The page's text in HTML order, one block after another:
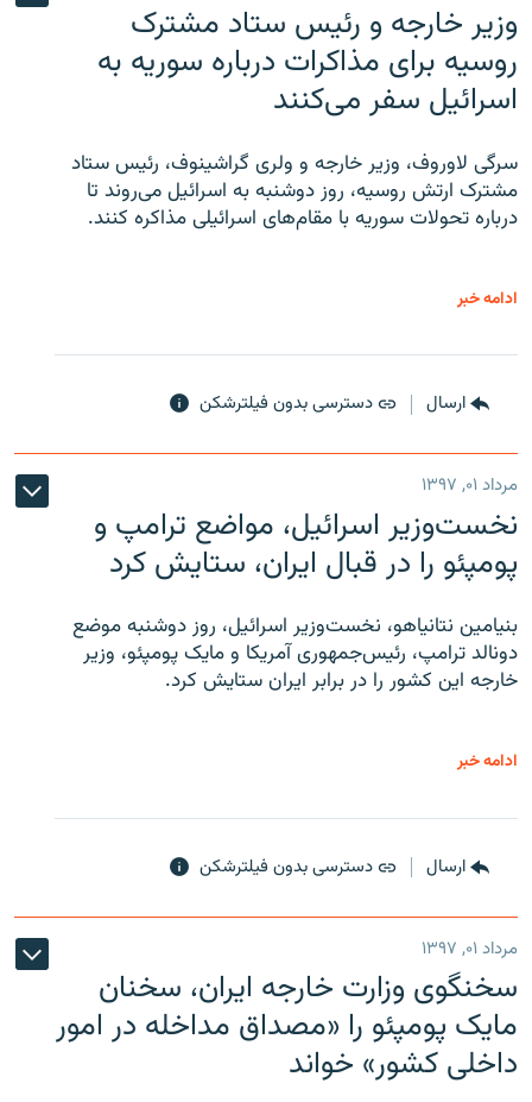
وزیر خارجه و رئیس‌ ستاد مشترک
روسیه برای مذاکرات درباره سوریه به
اسرائیل سفر می‌کنند
سرگی لاوروف، وزیر خارجه و ولری گراشینوف، رئیس ستاد
مشترک ارتش روسیه، روز دوشنبه به اسرائیل می‌روند تا
درباره تحولات سوریه با مقام‌های اسرائیلی مذاکره کنند.
ادامه خبر
ارسال دسترسی بدون فیلترشکن
مرداد ۰۱, ۱۳۹۷
نخست‌وزیر اسرائیل، مواضع ترامپ و
پومپئو را در قبال ایران، ستایش کرد
بنیامین نتانیاهو، نخست‌وزیر اسرائیل، روز دوشنبه موضع
دونالد ترامپ، رئیس‌جمهوری آمریکا و مایک پومپئو، وزیر
خارجه این کشور را در برابر ایران ستایش کرد.
ادامه خبر
ارسال دسترسی بدون فیلترشکن
مرداد ۰۱, ۱۳۹۷
سخنگوی وزارت خارجه ایران، سخنان
مایک پومپئو را «مصداق مداخله در امور
داخلی کشور» خواند